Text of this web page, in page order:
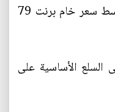
النمط في العام المقبل ليصل متوسط سعر خام برنت 79
الأساسية على